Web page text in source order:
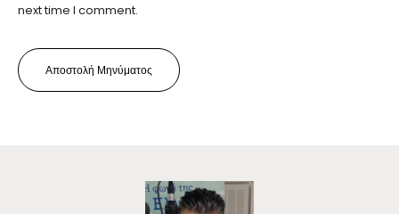
next time I comment.
Αποστολή Μηνύματος